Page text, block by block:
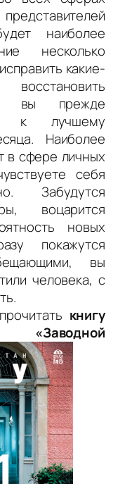
наиболее
несколько
какие-
вы прежде
к лучшему
Наиболее
в сфере личных
себя
Забудутся
воцарится
новых
покажутся
вы
человека, с
книгу
«Заводной